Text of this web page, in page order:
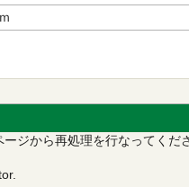
ージから再処理を行なってくだ